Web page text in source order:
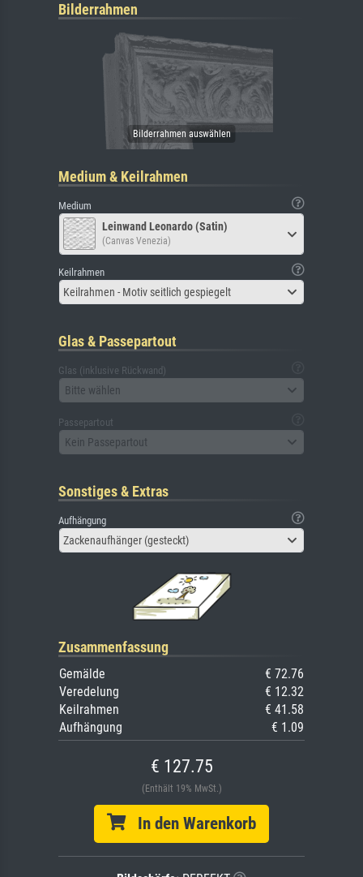
Bilderrahmen
Medium & Keilrahmen
Medium
Leinwand Leonardo (Satin)
(Canvas Venezia)
Keilrahmen
Keilrahmen - Motiv seitlich gespiegelt
Glas & Passepartout
Glas (inklusive Rückwand)
Bitte wählen
Passepartout
Kein Passepartout
Sonstiges & Extras
Aufhängung
Zackenaufhänger (gesteckt)
Zusammenfassung
Gemälde
€ 72.76
Veredelung
€ 12.32
Keilrahmen
€ 41.58
Aufhängung
€ 1.09
€ 127.75
(Enthält 19% MwSt.)
In den Warenkorb